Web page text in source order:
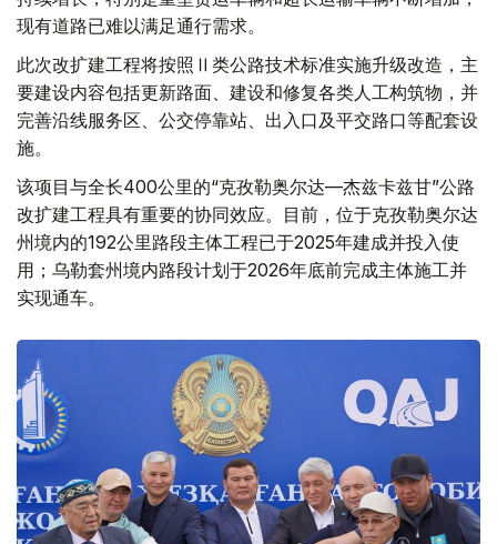
现有道路已难以满足通行需求。
此次改扩建工程将按照Ⅱ类公路技术标准实施升级改造，主
要建设内容包括更新路面、建设和修复各类人工构筑物，并
完善沿线服务区、公交停靠站、出入口及平交路口等配套设
施。
该项目与全长400公里的“克孜勒奥尔达—杰兹卡兹甘”公路
改扩建工程具有重要的协同效应。目前，位于克孜勒奥尔达
州境内的192公里路段主体工程已于2025年建成并投入使
用；乌勒套州境内路段计划于2026年底前完成主体施工并
实现通车。